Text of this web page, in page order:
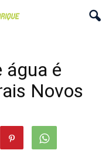
água é
Novos